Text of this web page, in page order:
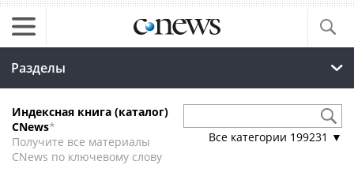
Разделы
Индексная книга (каталог)
CNews*
Получите все материалы
CNews по ключевому слову
Все категории 199231 ▼